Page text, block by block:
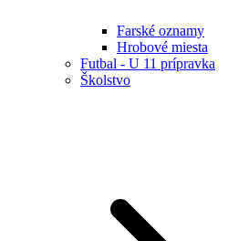
Farské oznamy
Hrobové miesta
Futbal - U 11 prípravka
Školstvo